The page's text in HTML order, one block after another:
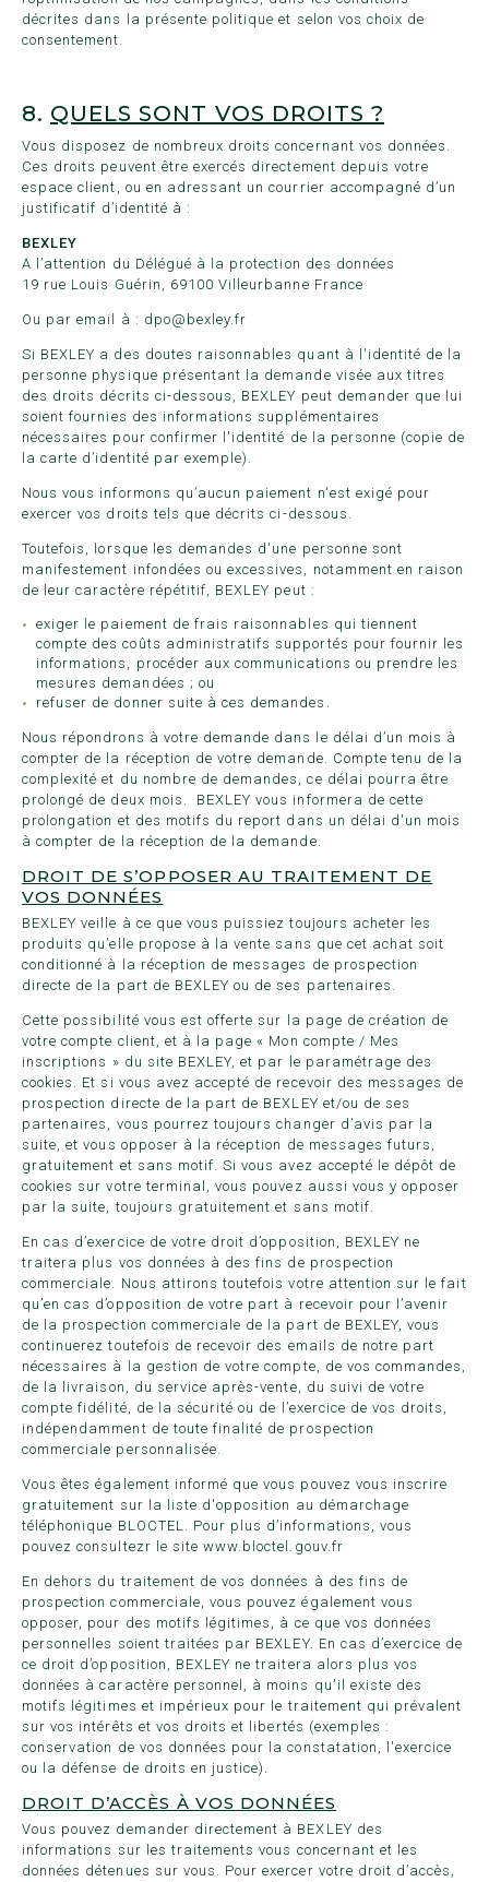
décrites dans la présente politique et selon vos choix de
consentement.
8. QUELS SONT VOS DROITS ?
Vous disposez de nombreux droits concernant vos données.
Ces droits peuvent être exercés directement depuis votre
espace client, ou en adressant un courrier accompagné d’un
justificatif d’identité à :
BEXLEY
A l’attention du Délégué à la protection des données
19 rue Louis Guérin, 69100 Villeurbanne France
Ou par email à : dpo@bexley.fr
Si BEXLEY a des doutes raisonnables quant à l'identité de la
personne physique présentant la demande visée aux titres
des droits décrits ci-dessous, BEXLEY peut demander que lui
soient fournies des informations supplémentaires
nécessaires pour confirmer l'identité de la personne (copie de
la carte d’identité par exemple).
Nous vous informons qu’aucun paiement n'est exigé pour
exercer vos droits tels que décrits ci-dessous.
Toutefois, lorsque les demandes d'une personne sont
manifestement infondées ou excessives, notamment en raison
de leur caractère répétitif, BEXLEY peut :
exiger le paiement de frais raisonnables qui tiennent
compte des coûts administratifs supportés pour fournir les
informations, procéder aux communications ou prendre les
mesures demandées ; ou
refuser de donner suite à ces demandes.
Nous répondrons à votre demande dans le délai d’un mois à
compter de la réception de votre demande. Compte tenu de la
complexité et du nombre de demandes, ce délai pourra être
prolongé de deux mois. BEXLEY vous informera de cette
prolongation et des motifs du report dans un délai d'un mois
à compter de la réception de la demande.
DROIT DE S’OPPOSER AU TRAITEMENT DE
VOS DONNÉES
BEXLEY veille à ce que vous puissiez toujours acheter les
produits qu’elle propose à la vente sans que cet achat soit
conditionné à la réception de messages de prospection
directe de la part de BEXLEY ou de ses partenaires.
Cette possibilité vous est offerte sur la page de création de
votre compte client, et à la page « Mon compte / Mes
inscriptions » du site BEXLEY, et par le paramétrage des
cookies. Et si vous avez accepté de recevoir des messages de
prospection directe de la part de BEXLEY et/ou de ses
partenaires, vous pourrez toujours changer d’avis par la
suite, et vous opposer à la réception de messages futurs,
gratuitement et sans motif. Si vous avez accepté le dépôt de
cookies sur votre terminal, vous pouvez aussi vous y opposer
par la suite, toujours gratuitement et sans motif.
En cas d’exercice de votre droit d’opposition, BEXLEY ne
traitera plus vos données à des fins de prospection
commerciale. Nous attirons toutefois votre attention sur le fait
qu’en cas d’opposition de votre part à recevoir pour l’avenir
de la prospection commerciale de la part de BEXLEY, vous
continuerez toutefois de recevoir des emails de notre part
nécessaires à la gestion de votre compte, de vos commandes,
de la livraison, du service après-vente, du suivi de votre
compte fidélité, de la sécurité ou de l’exercice de vos droits,
indépendamment de toute finalité de prospection
commerciale personnalisée.
Vous êtes également informé que vous pouvez vous inscrire
gratuitement sur la liste d'opposition au démarchage
téléphonique BLOCTEL. Pour plus d’informations, vous
pouvez consultezr le sitewww.bloctel.gouv.fr
En dehors du traitement de vos données à des fins de
prospection commerciale, vous pouvez également vous
opposer, pour des motifs légitimes, à ce que vos données
personnelles soient traitées par BEXLEY. En cas d’exercice de
ce droit d’opposition, BEXLEY ne traitera alors plus vos
données à caractère personnel, à moins qu'il existe des
motifs légitimes et impérieux pour le traitement qui prévalent
sur vos intérêts et vos droits et libertés (exemples :
conservation de vos données pour la constatation, l'exercice
ou la défense de droits en justice).
DROIT D’ACCÈS À VOS DONNÉES
Vous pouvez demander directement à BEXLEY des
informations sur les traitements vous concernant et les
données détenues sur vous. Pour exercer votre droit d’accès,